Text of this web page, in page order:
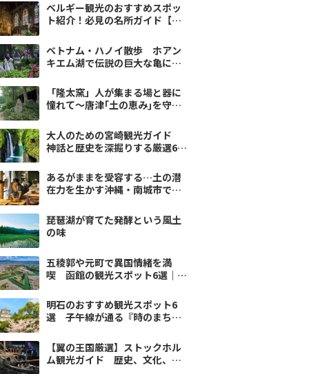
ベルギー観光のおすすめスポッ
ト紹介！必見の名所ガイド【翼
ベトナム・ハノイ散歩 ホアン
キエム湖で伝説の巨大な亀に出
「隆太窯」人が集まる場と器に
憧れて～唐津｢土の恵み｣を守り
大人のための宮崎観光ガイド
神話と歴史を深掘りする厳選6ス
あるがままを受容する…土の潜
在力を生かす沖縄・南城市で出
琵琶湖が育てた発酵という風土
の味
五稜郭や元町で異国情緒を満
喫 函館の観光スポット6選｜翼
明石のおすすめ観光スポット6
選 子午線が通る『時のまち』
【翼の王国厳選】ストックホル
ム観光ガイド 歴史、文化、自